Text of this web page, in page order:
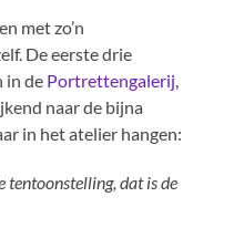
met zo’n
De eerste drie
in de Portrettengalerij,
naar de bijna
in het atelier hangen:
tentoonstelling, dat is de